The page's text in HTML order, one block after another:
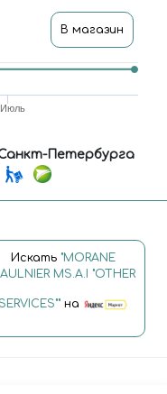
В магазин
Июль
Петербурга
Искать "MORANE
MS.A.I "OTHER
SERVICES"" на